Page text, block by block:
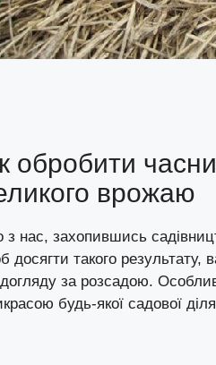
обробити
врожаю
з нас, захопившись
досягти такого результату,
за розсадою.
будь-якої садової